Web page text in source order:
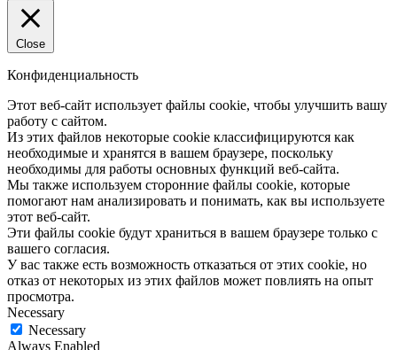
Close
Конфиденциальность
Этот веб-сайт использует файлы cookie, чтобы улучшить вашу
работу с сайтом.
Из этих файлов некоторые cookie классифицируются как
необходимые и хранятся в вашем браузере, поскольку
необходимы для работы основных функций веб-сайта.
Мы также используем сторонние файлы cookie, которые
помогают нам анализировать и понимать, как вы используете
этот веб-сайт.
Эти файлы cookie будут храниться в вашем браузере только с
вашего согласия.
У вас также есть возможность отказаться от этих cookie, но
отказ от некоторых из этих файлов может повлиять на опыт
просмотра.
Necessary
Necessary
Always Enabled